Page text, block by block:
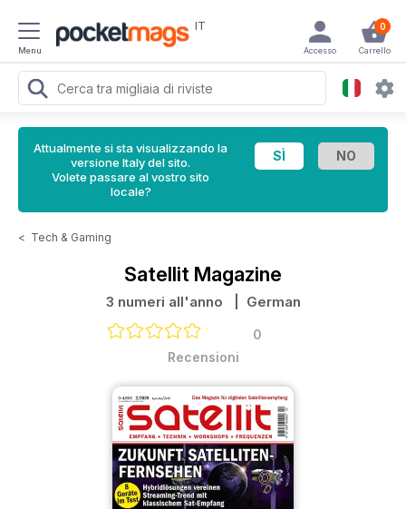
Menu
IT 0
Carrello
Accesso
Attualmente si sta visualizzando la
versione Italy del sito.
Volete passare al vostro sito
locale?
< Tech & Gaming
Satellit Magazine
3 numeri all'anno | German
0
Recensioni